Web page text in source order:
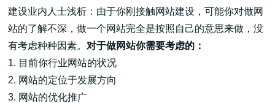
建设业内人士浅析：由于你刚接触网站建设，可能你对做网
站的了解不深，做一个网站完全是按照自己的意思来做，没
有考虑种种因素。 对于做网站你需要考虑的：
1. 目前你行业网站的状况
2. 网站的定位于发展方向
3. 网站的优化推广